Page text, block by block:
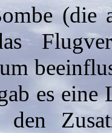
(die
es eine